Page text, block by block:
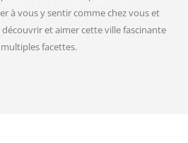
à vous y sentir comme chez vous et
et aimer cette ville fascinante
facettes.